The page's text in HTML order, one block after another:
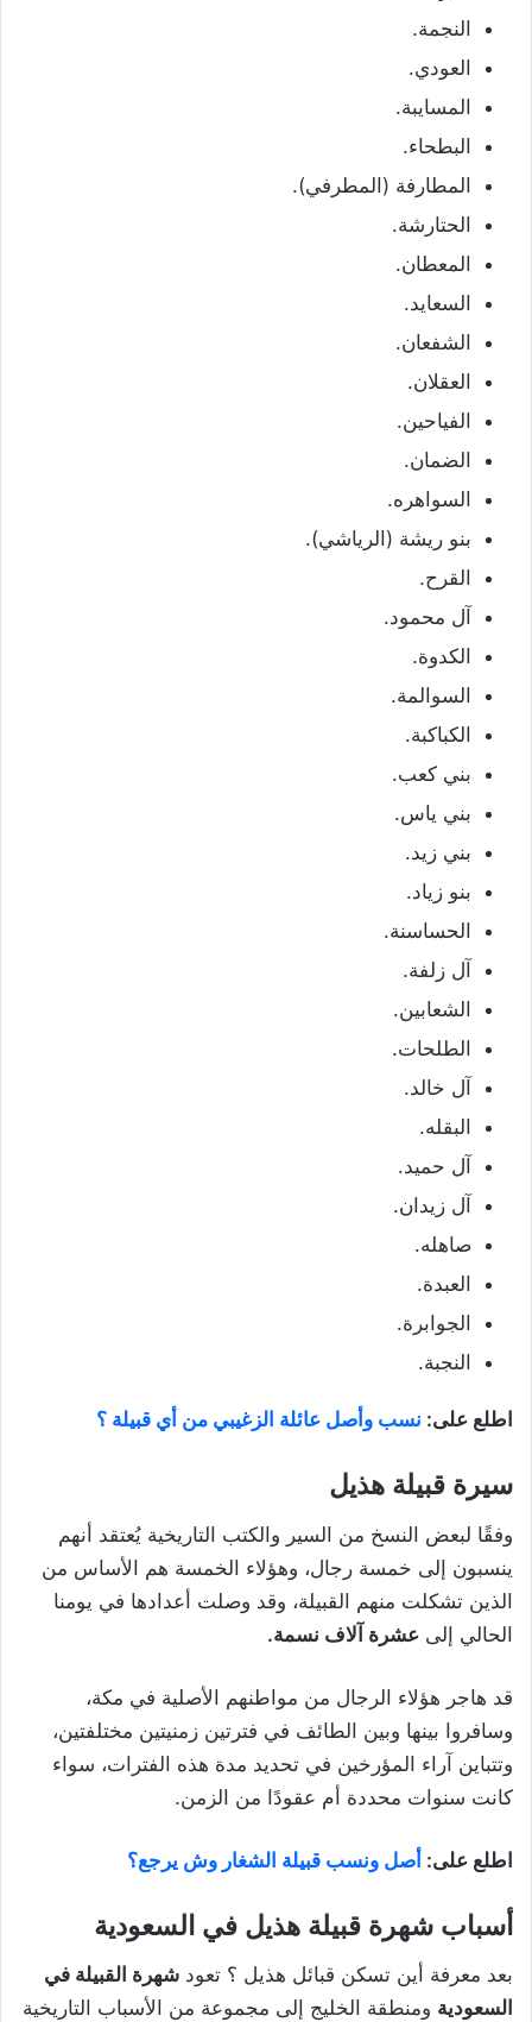
النجمة.
العودي.
المسايبة.
البطحاء.
المطارفة (المطرفي).
الحتارشة.
المعطان.
السعايد.
الشفعان.
العقلان.
الفياحين.
الضمان.
السواهره.
بنو ريشة (الرياشي).
القرح.
آل محمود.
الكدوة.
السوالمة.
الكباكبة.
بني كعب.
بني ياس.
بني زيد.
بنو زياد.
الحساسنة.
آل زلفة.
الشعابين.
الطلحات.
آل خالد.
البقله.
آل حميد.
آل زيدان.
صاهله.
العبدة.
الجوابرة.
النجبة.
اطلع على: نسب وأصل عائلة الزغيبي من أي قبيلة ؟
سيرة قبيلة هذيل
وفقًا لبعض النسخ من السير والكتب التاريخية يُعتقد أنهم
ينسبون إلى خمسة رجال، وهؤلاء الخمسة هم الأساس من
الذين تشكلت منهم القبيلة، وقد وصلت أعدادها في يومنا
الحالي إلى عشرة آلاف نسمة.
قد هاجر هؤلاء الرجال من مواطنهم الأصلية في مكة،
وسافروا بينها وبين الطائف في فترتين زمنيتين مختلفتين،
وتتباين آراء المؤرخين في تحديد مدة هذه الفترات، سواء
كانت سنوات محددة أم عقودًا من الزمن.
اطلع على: أصل ونسب قبيلة الشغار وش يرجع؟
أسباب شهرة قبيلة هذيل في السعودية
بعد معرفة أين تسكن قبائل هذيل ؟ تعود شهرة القبيلة في
السعودية ومنطقة الخليج إلى مجموعة من الأسباب التاريخية